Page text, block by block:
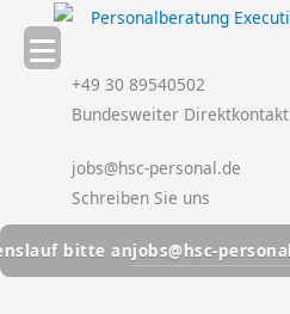
Inhalt
springen +49 30 89540502
Bundesweiter Direktkontakt
jobs@hsc-personal.de
Schreiben Sie uns
bitte anjobs@hsc-personal.de